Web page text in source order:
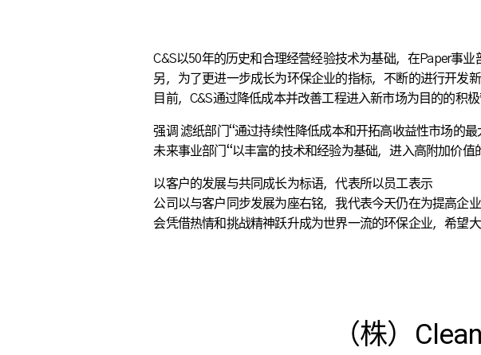
C&S以50年的历史和合理经营经验技术为基础，在Paper事业
另，为了更进一步成长为环保企业的指标，不断的进行开发
目前，C&S通过降低成本并改善工程进入新市场为目的的积
强调 滤纸部门“通过持续性降低成本和开拓高收益性市场的
未来事业部门“以丰富的技术和经验为基础，进入高附加价值
以客户的发展与共同成长为标语，代表所以员工表示
公司以与客户同步发展为座右铭，我代表今天仍在为提高企
会凭借热情和挑战精神跃升成为世界一流的环保企业，希望
（株）